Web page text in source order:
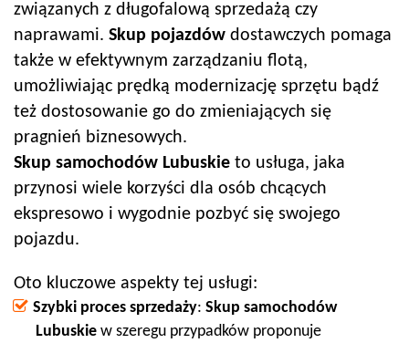
związanych z długofalową sprzedażą czy
naprawami. Skup pojazdów dostawczych pomaga
także w efektywnym zarządzaniu flotą,
umożliwiając prędką modernizację sprzętu bądź
też dostosowanie go do zmieniających się
pragnień biznesowych.
Skup samochodów Lubuskie to usługa, jaka
przynosi wiele korzyści dla osób chcących
ekspresowo i wygodnie pozbyć się swojego
pojazdu.
Oto kluczowe aspekty tej usługi:
Szybki proces sprzedaży: Skup samochodów
Lubuskie w szeregu przypadków proponuje